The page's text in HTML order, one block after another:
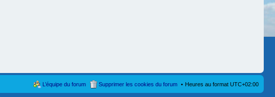
Heures au format UTC+02:00
Supprimer les cookies du forum
L’équipe du forum